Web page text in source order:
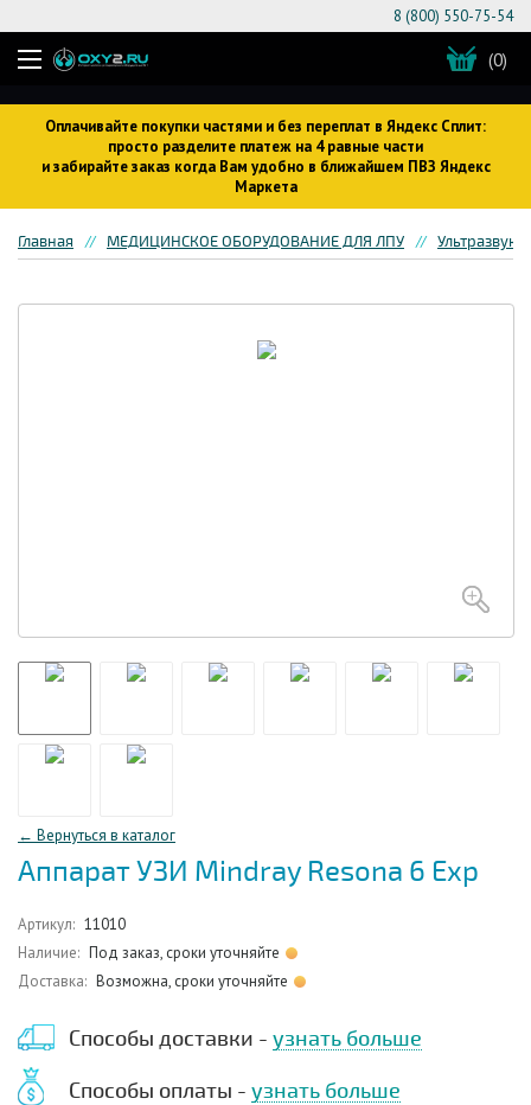
Оплачивайте покупки частями и без переплат в Яндекс Сплит:
просто разделите платеж на 4 равные части
и забирайте заказ когда Вам удобно в ближайшем ПВЗ Яндекс
Маркета
8 (800) 550-75-54
(0)
Главная МЕДИЦИНСКОЕ ОБОРУДОВАНИЕ ДЛЯ ЛПУ
← Вернуться в каталог
Аппарат УЗИ Mindray Resona 6 Exp
Артикул: 11010
Наличие: Под заказ, сроки уточняйте
Доставка: Возможна, сроки уточняйте
Способы доставки - узнать больше
Способы оплаты - узнать больше